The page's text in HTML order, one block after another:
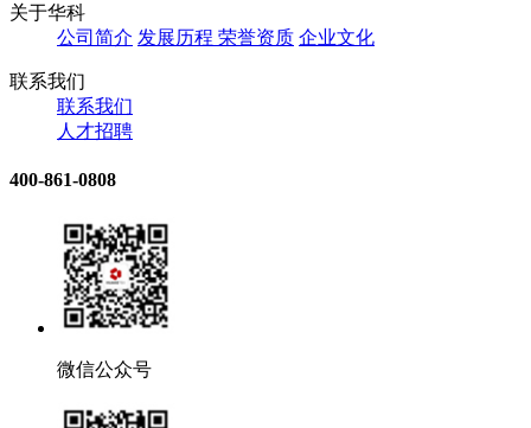
关于华科
公司简介 发展历程 荣誉资质 企业文化
联系我们
联系我们
人才招聘
400-861-0808
微信公众号